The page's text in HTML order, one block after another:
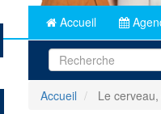
Accueil
Accueil Le